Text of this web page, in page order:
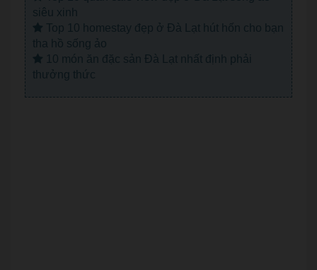
siêu xinh
Top 10 homestay đẹp ở Đà Lạt hút hốn cho bạn
tha hồ sống ảo
10 món ăn đặc sản Đà Lạt nhất định phải
thưởng thức